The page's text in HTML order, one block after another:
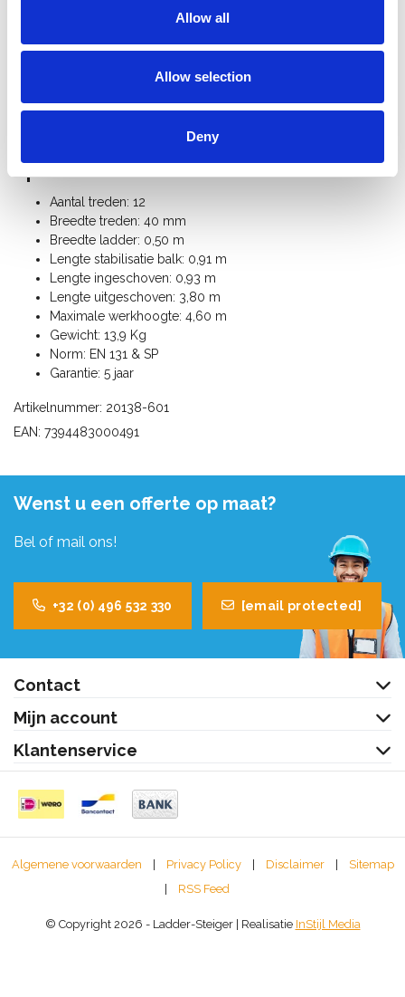
Allow all
Allow selection
Deny
Zeer compact en makkelijk mee te nemen, past in iedere auto.
Voor particulier gebruik en doe-het-zelvers.
Ladder met stabilisatiebalk conform aan de nieuwe 2019-
Specificaties:
Aantal treden: 12
Breedte treden: 40 mm
Breedte ladder: 0,50 m
Lengte stabilisatie balk: 0,91 m
Lengte ingeschoven: 0,93 m
Lengte uitgeschoven: 3,80 m
Maximale werkhoogte: 4,60 m
Gewicht: 13,9 Kg
Norm: EN 131 & SP
Garantie: 5 jaar
Artikelnummer: 20138-601
EAN: 7394483000491
Wenst u een offerte op maat?
Bel of mail ons!
+32 (0) 496 532 330 [email protected]
Contact
Mijn account
Klantenservice
Algemene voorwaarden | Privacy Policy | Disclaimer |
Sitemap
|
RSS Feed
© Copyright 2026 - Ladder-Steiger | Realisatie InStijl Media